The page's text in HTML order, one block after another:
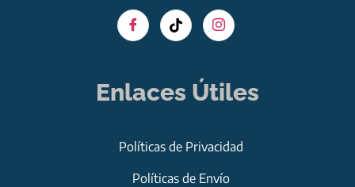
Enlaces Útiles
Políticas de Privacidad
Políticas de Envío